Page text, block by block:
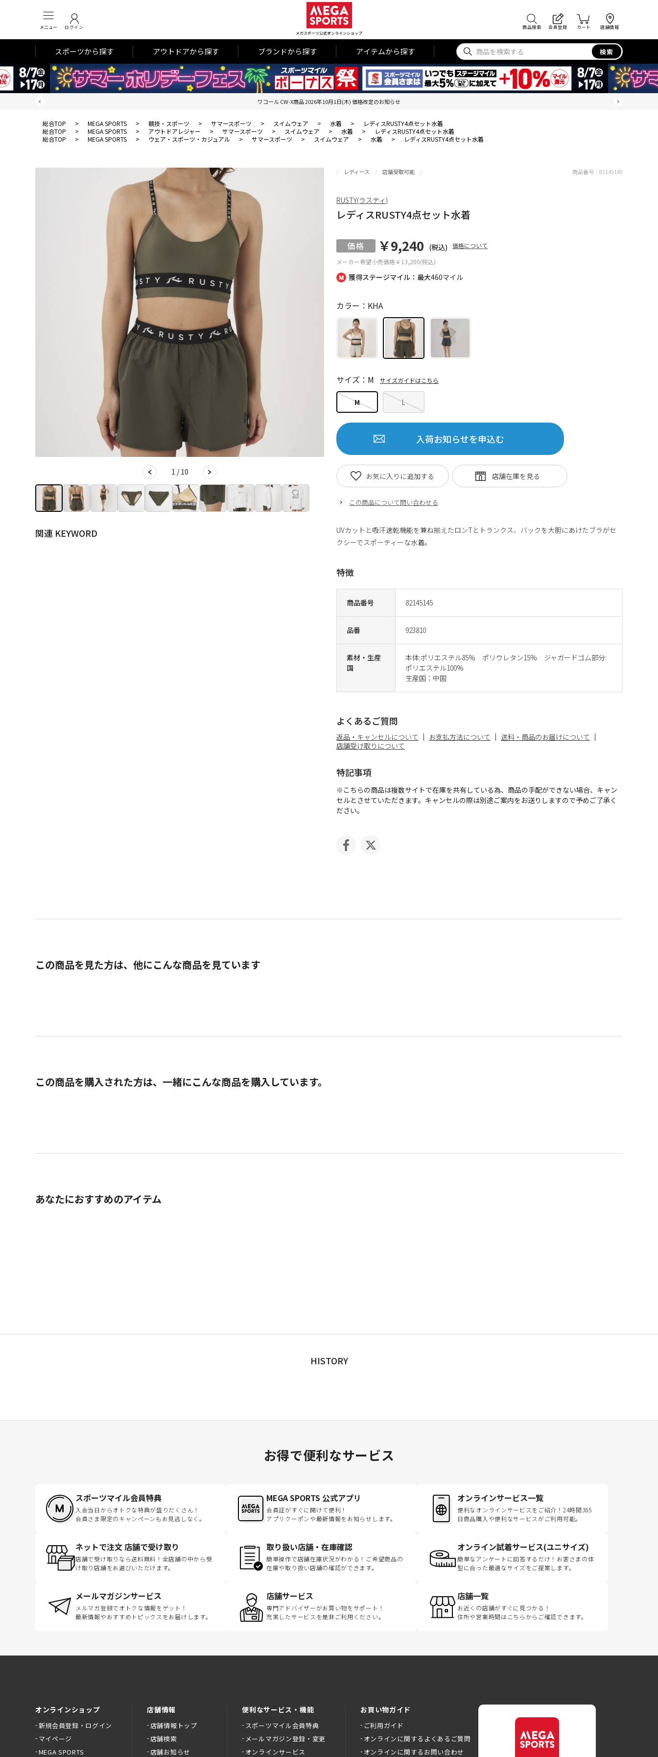
メニュー ログイン
メガスポーツ公式オンラインショップ
商品検索 会員登録 カート 店舗情報
スポーツから探す アウトドアから探す ブランドから探す アイテムから探す 検索
ワコール CW-X商品 2026年10月1日(木) 価格改定のお知らせ
総合TOP > MEGA SPORTS > 競技・スポーツ > サマースポーツ > スイムウェア > 水着 >
レディスRUSTY4点セット水着
総合TOP
> MEGA SPORTS > アウトドアレジャー > サマースポーツ > スイムウェア > 水着 >
レディスRUSTY4点セット水着
総合TOP
> MEGA SPORTS > ウェア・スポーツ・カジュアル > サマースポーツ > スイムウェア > 水着 > レディスRUSTY4点セット水着
1 / 10
関連 KEYWORD
獲得ステージマイル：最大460マイル
レディース 店舗受取可能
レディスRUSTY4点セット水着
メーカー希望小売価格￥13,200(税込)
￥9,240 (税込) 価格について
商品番号 82145145
品番 923810
素材・生産
国
本体:ポリエステル85% ポリウレタン15% ジャガードゴム部分:
ポリエステル100%
生産国：中国
カラー：KHA
M L
サイズ：M サイズガイドはこちら
入荷お知らせを申込む
この商品について問い合わせる
お気に入りに追加する
商品番号： 82145145
RUSTY(ラスティ)
UVカットと吸汗速乾機能を兼ね揃えたロンTとトランクス、バックを大胆にあけたブラがセ
クシーでスポーティーな水着。
特徴
よくあるご質問
返品・キャンセルについて お支払方法について
送料・商品のお届けについて
店舗受け取りについて
特記事項
※こちらの商品は複数サイトで在庫を共有している為、商品の手配ができない場合、キャン
セルとさせていただきます。キャンセルの際は別途ご案内をお送りしますので予めご了承く
ださい。
この商品を見た方は、他にこんな商品を見ています
この商品を購入された方は、一緒にこんな商品を購入しています。
あなたにおすすめのアイテム
HISTORY
お得で便利なサービス
スポーツマイル会員特典
入会当日からオトクな特典が盛りだくさん！
会員さま限定のキャンペーンもお見逃しなく。
MEGA SPORTS 公式アプリ
会員証がすぐに開けて便利！
アプリクーポンや最新情報をお知らせします。
オンラインサービス一覧
便利なオンラインサービスをご紹介！24時間365
日商品購入や便利なサービスがご利用可能。
ネットで注文 店舗で受け取り
店舗で受け取りなら送料無料！全店舗の中から受
け取り店舗をお選びいただけます。
取り扱い店舗・在庫確認
簡単操作で店舗在庫状況がわかる！ご希望商品の
在庫や取り扱い店舗の確認ができます。
オンライン試着サービス(ユニサイズ)
簡単なアンケートに回答するだけ！お客さまの体
型に合った最適なサイズをご提案します。
メールマガジンサービス
メルマガ登録でオトクな情報をゲット！
最新情報やおすすめトピックスをお届けします。
店舗サービス
専門アドバイザーがお買い物をサポート！
充実したサービスを是非ご利用ください。
店舗一覧
お近くの店舗がすぐに見つかる！
住所や営業時間はこちらからご確認できます。
オンラインショップ
新規会員登録・ログイン
マイページ
MEGA SPORTS
店舗情報
店舗情報トップ
店舗検索
店舗お知らせ
便利なサービス・機能
スポーツマイル会員特典
メールマガジン登録・変更
オンラインサービス
お買い物ガイド
ご利用ガイド
オンラインに関するよくあるご質問
オンラインに関するお問い合わせ